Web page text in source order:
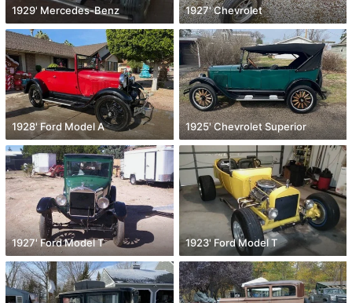
1929' Mercedes-Benz 1927' Chevrolet
1928' Ford Model A 1925' Chevrolet Superior
1927' Ford Model T 1923' Ford Model T